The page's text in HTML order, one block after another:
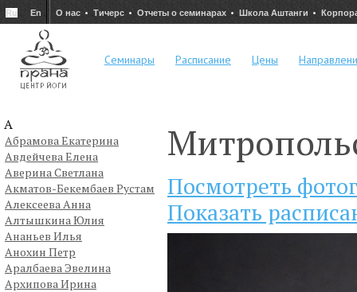
Ru En О нас Тичерс Отчеты о семинарах Школа Аштанги
Семинары Расписание Цены
А
Абрамова Екатерина
Авдейчева Елена
Аверина Светлана
Акматов-Бекембаев Рустам
Алексеева Анна
Алтышкина Юлия
Ананьев Илья
Анохин Петр
Аралбаева Эвелина
Архипова Ирина
Посмотреть
Показать